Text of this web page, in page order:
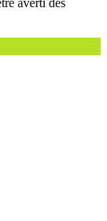
averti des